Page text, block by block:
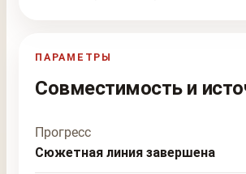
ПАРАМЕТРЫ
Совместимость и
Прогресс
Сюжетная линия завершена